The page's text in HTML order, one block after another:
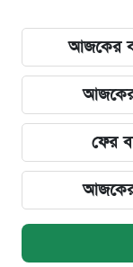
আজকের
আজকের
ফের
আজকের